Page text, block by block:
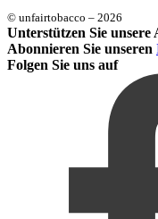
© unfairtobacco – 2026
Unterstützen Sie unsere
Abonnieren Sie unseren
Folgen Sie uns auf